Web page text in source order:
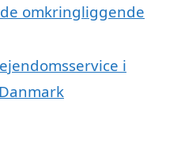
omkringliggende
i